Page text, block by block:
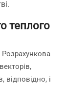
теплого
Розрахункова
відповідно, і